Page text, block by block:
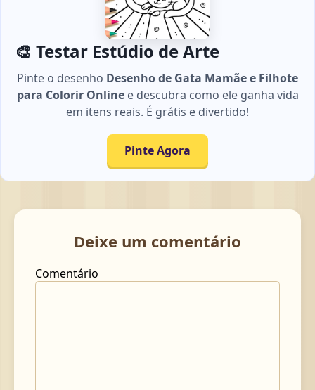
🎨 Testar Estúdio de Arte
Pinte o desenho Desenho de Gata Mamãe e Filhote
para Colorir Onlinee descubra como ele ganha vida
em itens reais. É grátis e divertido!
Pinte Agora
Deixe um comentário
Comentário